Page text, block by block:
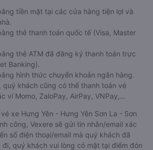
tiền mặt tại các cửa hàng tiện lợi và
thẻ thanh toán quốc tế (Visa, Master
thẻ ATM đã đăng ký thanh toán trực
Banking).
hình thức chuyển khoản ngân hàng.
quý khách cũng có thể thanh toán vé
ví Momo, ZaloPay, AirPay, VNPay,…
xe Hưng Yên - Hưng Yên Sơn La - Sơn
công, Vexere sẽ gửi tin nhắn/email xác
số điện thoại/email mà quý khách đã
quý khách vui lòng có mặt tại điểm đón